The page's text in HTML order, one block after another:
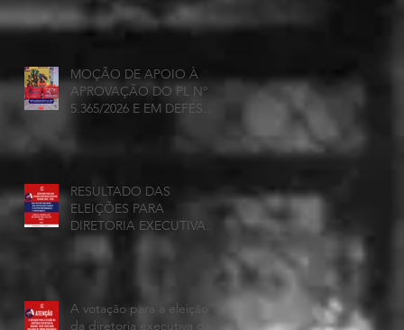
MOÇÃO DE APOIO À
APROVAÇÃO DO PL Nº
5.365/2026 E EM DEFESA
GERAIS
RESULTADO DAS
ELEIÇÕES PARA
DIRETORIA EXECUTIVA
DA ADUEMG 2026-2028
A votação para a eleição
da diretoria executiva da